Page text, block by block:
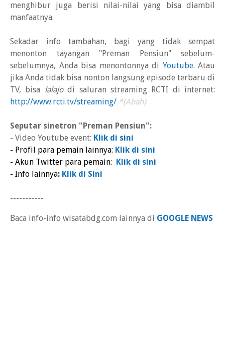
menghibur juga berisi nilai-nilai yang bisa diambil
manfaatnya.
Sekadar info tambahan, bagi yang tidak sempat
menonton tayangan "Preman Pensiun" sebelum-
sebelumnya, Anda bisa menontonnya di Youtube. Atau
jika Anda tidak bisa nonton langsung episode terbaru di
TV, bisa lalajodi saluran streaming RCTI di internet:
http://www.rcti.tv/streaming/ *(Abah)
Seputar sinetron "Preman Pensiun":
- Video Youtube event: Klik di sini
- Profil para pemain lainnya: Klik di sini
- Akun Twitter para pemain: Klik di sini
- Info lainnya: Klik di Sini
-----------
Baca info-info wisatabdg.com lainnya di GOOGLE NEWS